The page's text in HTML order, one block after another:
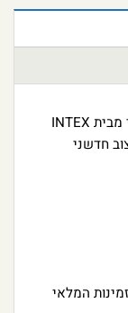
מזרון ים מתקפל ונוח לנשיאה , מזרן איכותי מבית INTEX
חדשני
המלאי